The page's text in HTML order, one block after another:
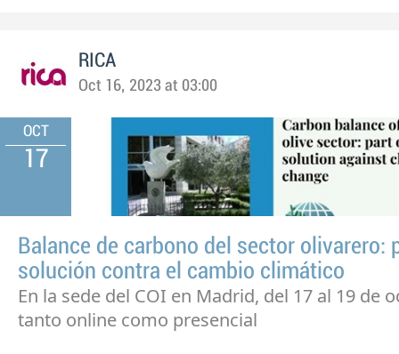
RICA
Oct 16, 2023 at 03:00
OCT
17
Balance de carbono del sector olivarero:
solución contra el cambio climático
En la sede del COI en Madrid, del 17 al 19 de
tanto online como presencial